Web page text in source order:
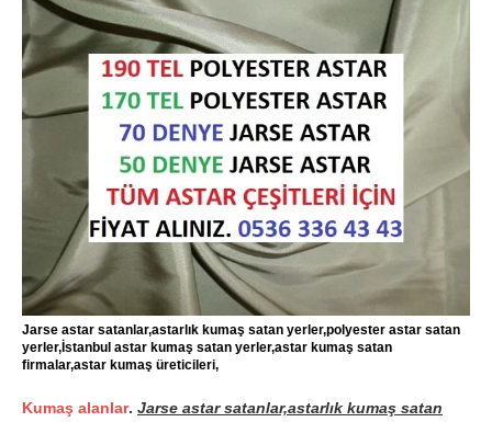
Jarse astar satanlar,astarlık kumaş satan yerler,polyester astar satan
yerler,İstanbul astar kumaş satan yerler,astar kumaş satan
firmalar,astar kumaş üreticileri,
Kumaş alanlar. Jarse astar satanlar,astarlık kumaş satan